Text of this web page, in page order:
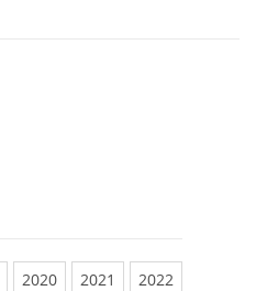
2020 2021 2022